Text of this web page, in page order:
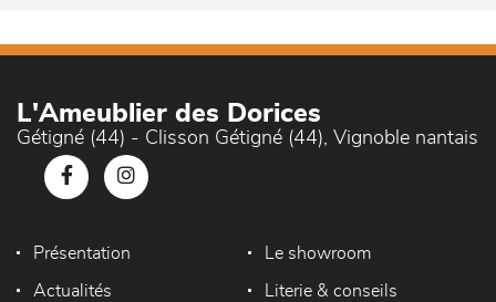
L'Ameublier des Dorices
Gétigné (44) - Clisson Gétigné (44), Vignoble nantais
Présentation Le showroom
Actualités Literie & conseils